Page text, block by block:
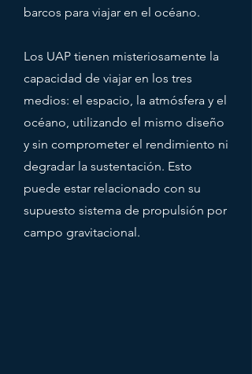
barcos para viajar en el océano.
Los UAP tienen misteriosamente la
capacidad de viajar en los tres
medios: el espacio, la atmósfera y el
océano, utilizando el mismo diseño
y sin comprometer el rendimiento ni
degradar la sustentación. Esto
puede estar relacionado con su
supuesto sistema de propulsión por
campo gravitacional.